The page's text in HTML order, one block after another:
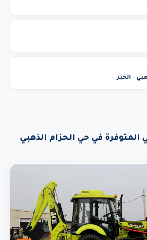
- الخبر
في حي الحزام الذهبي